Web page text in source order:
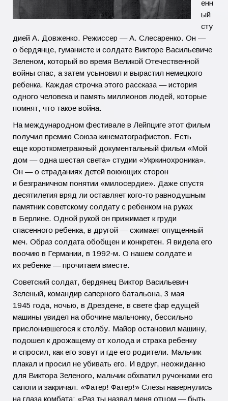
Памятники
Ретро фото.
енн
ый
сту
дией А. Довженко. Режиссер — А. Слесаренко. Он —
о бердянце, гуманисте и солдате Викторе Васильевиче
Зеленом, который во время Великой Отечественной
войны спас, а затем усыновил и вырастил немецкого
ребенка. Каждая строчка этого рассказа — история
одного человека и память миллионов людей, которые
помнят, что такое война.
На международном фестивале в Лейпциге этот фильм
получил премию Союза кинематографистов. Есть
еще короткометражный документальный фильм «Мой
дом — одна шестая света» студии «Укркинохроника».
Он — о страданиях детей воюющих сторон
и безграничном понятии «милосердие». Даже спустя
десятилетия вряд ли оставляет кого‑то равнодушным
памятник советскому солдату с ребенком на руках
в Берлине. Одной рукой он прижимает к груди
спасенного ребенка, в другой — сжимает опущенный
меч. Образ солдата обобщен и конкретен. Я видела его
воочию в Германии, в 1992‑м. О нашем солдате и
их ребенке — прочитаем вместе.
Советский солдат, бердянец Виктор Васильевич
Зеленый, командир саперного батальона, 3 мая
1945 года, ночью, в Дрездене, в свете фар едущей
машины увидел на обочине мальчонку, бессильно
прислонившегося к столбу. Майор остановил машину,
подошел к дрожащему от холода и страха ребенку
и спросил, как его зовут и где его родители. Мальчик
плакал и просил не убивать его. И вдруг, неожиданно
для Виктора Зеленого, мальчик обхватил ручонками его
сапоги и закричал: «Фатер! Фатер!» Слезы навернулись
на глаза комбата: «Раз ты назвал меня отцом — быть